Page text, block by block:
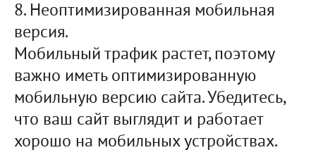
8. Неоптимизированная мобильная
версия.
Мобильный трафик растет, поэтому
важно иметь оптимизированную
мобильную версию сайта. Убедитесь,
что ваш сайт выглядит и работает
хорошо на мобильных устройствах.